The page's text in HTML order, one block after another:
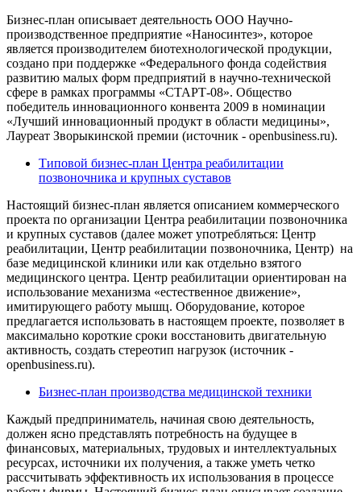
Бизнес-план описывает деятельность ООО Научно-
производственное предприятие «Наносинтез», которое
является производителем биотехнологической продукции,
создано при поддержке «Федерального фонда содействия
развитию малых форм предприятий в научно-технической
сфере в рамках программы «СТАРТ-08». Общество
победитель инновационного конвента 2009 в номинации
«Лучший инновационный продукт в области медицины»,
Лауреат Зворыкинской премии (источник - openbusiness.ru).
Типовой бизнес-план Центра реабилитации
позвоночника и крупных суставов
Настоящий бизнес-план является описанием коммерческого
проекта по организации Центра реабилитации позвоночника
и крупных суставов (далее может употребляться: Центр
реабилитации, Центр реабилитации позвоночника, Центр) на
базе медицинской клиники или как отдельно взятого
медицинского центра. Центр реабилитации ориентирован на
использование механизма «естественное движение»,
имитирующего работу мышц. Оборудование, которое
предлагается использовать в настоящем проекте, позволяет в
максимально короткие сроки восстановить двигательную
активность, создать стереотип нагрузок (источник -
openbusiness.ru).
Бизнес-план производства медицинской техники
Каждый предприниматель, начиная свою деятельность,
должен ясно представлять потребность на будущее в
финансовых, материальных, трудовых и интеллектуальных
ресурсах, источники их получения, а также уметь четко
рассчитывать эффективность их использования в процессе